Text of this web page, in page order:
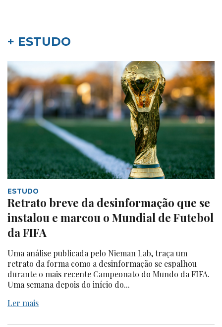
+ ESTUDO
ESTUDO
Retrato breve da desinformação que se
instalou e marcou o Mundial de Futebol
da FIFA
Uma análise publicada pelo Nieman Lab, traça um
retrato da forma como a desinformação se espalhou
durante o mais recente Campeonato do Mundo da FIFA.
Uma semana depois do início do...
Ler mais